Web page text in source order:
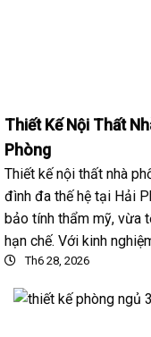
Thiết Kế Nội Thất
Phòng
Thiết kế nội thất nhà
đình đa thế hệ tại Hải
bảo tính thẩm mỹ, vừa
hạn chế. Với kinh
Th6 28, 2026